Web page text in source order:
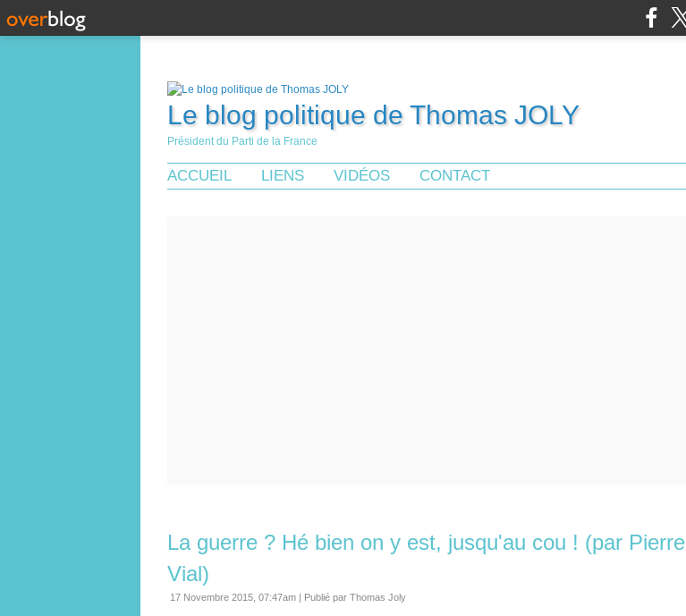
Le blog politique de Thomas JOLY
Président du Parti de la France
ACCUEIL LIENS VIDÉOS CONTACT
La guerre ? Hé bien on y est, jusqu'au cou ! (par Pierre
Vial)
17 Novembre 2015, 07:47am | Publié par Thomas Joly